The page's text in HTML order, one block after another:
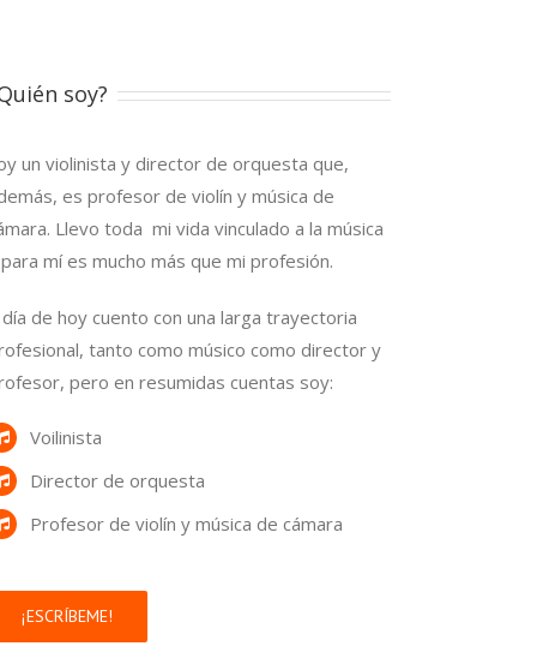
soy?
un violinista y director de orquesta que,
es profesor de violín y música de
Llevo toda mi vida vinculado a la música
mí es mucho más que mi profesión.
día de hoy cuento con una larga trayectoria
tanto como músico como director y
pero en resumidas cuentas soy:
Voilinista
Director de orquesta
Profesor de violín y música de cámara
¡ESCRÍBEME!